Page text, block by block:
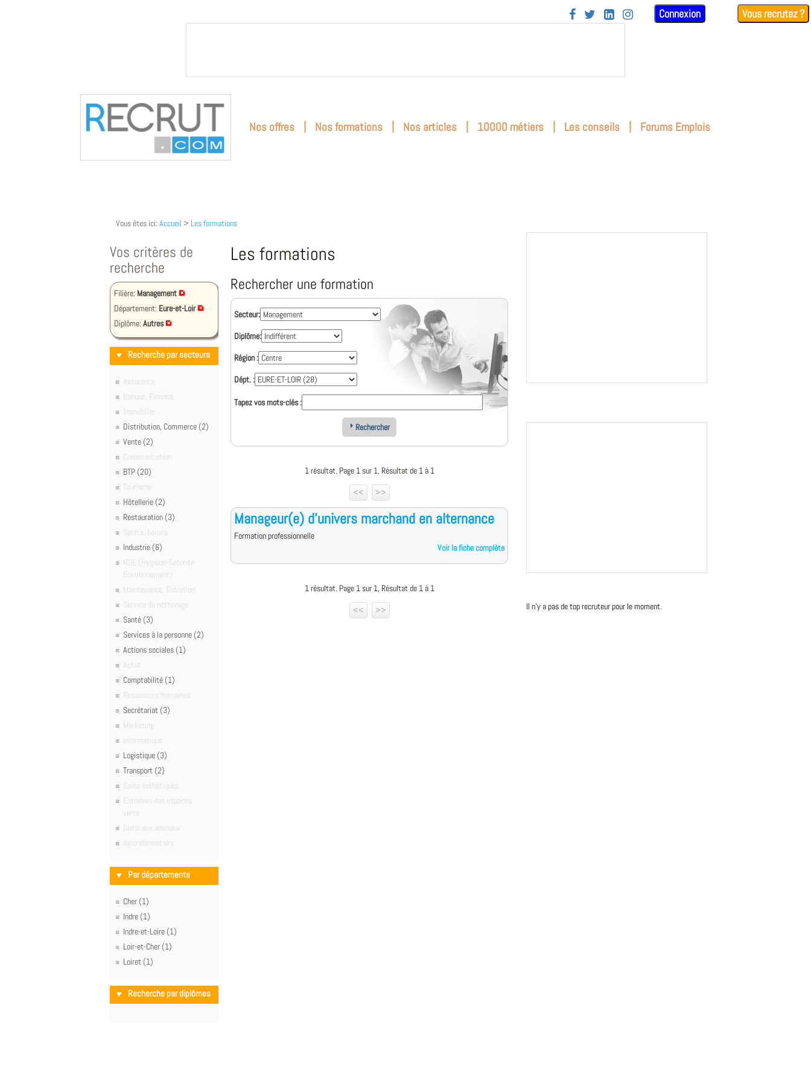
    Connexion Vous recrutez ?
Nos offres | Nos formations | Nos articles | 10000 métiers | Les conseils | Forums Emplois
Vous êtes ici: Accueil > Les formations
Vos critères de
recherche
Filière: Management
Département: Eure-et-Loir
Diplôme: Autres
Recherche par secteurs
Assurance
Banque, Finance
Immobilier
Distribution, Commerce (2)
Vente (2)
Communication
BTP (20)
Tourisme
Hôtellerie (2)
Restauration (3)
Sports, Loisirs
Industrie (6)
HSE (Hygiène-Sécurité-
Environnement)
Maintenance, Entretien
Service de nettoyage
Santé (3)
Services à la personne (2)
Actions sociales (1)
Achat
Comptabilité (1)
Ressources humaines
Secrétariat (3)
Marketing
Informatique
Logistique (3)
Transport (2)
Soins esthétiques
Entretien des espaces
verts
Soins aux animaux
Agro alimentaire
Par départements
Cher (1)
Indre (1)
Indre-et-Loire (1)
Loir-et-Cher (1)
Loiret (1)
Recherche par diplômes
Les formations
Rechercher une formation
Secteur:
Diplôme:
Région :
Dépt. :
Tapez vos mots-clés :
Rechercher
1 résultat. Page 1 sur 1, Résultat de 1 à 1
<<
>>
Manageur(e) d'univers marchand en alternance
Formation professionnelle
Voir la fiche complète
1 résultat. Page 1 sur 1, Résultat de 1 à 1
<<
>> Il n'y a pas de top recruteur pour le moment.